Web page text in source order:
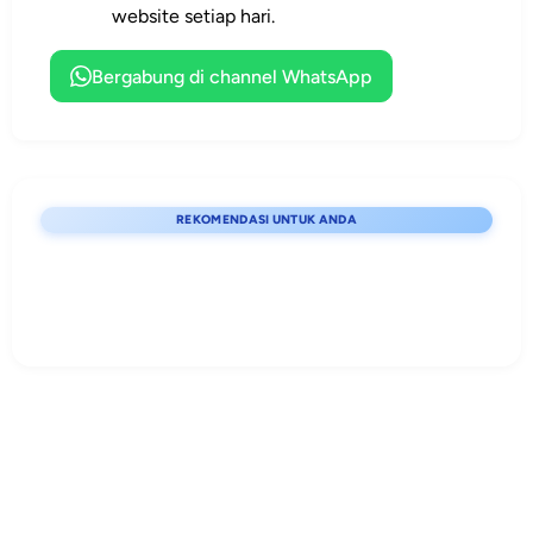
profesional.
terstruktur, dan
siap edit.
website setiap hari.
Bergabung di channel WhatsApp
REKOMENDASI UNTUK ANDA